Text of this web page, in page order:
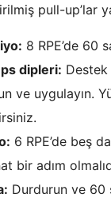
pull-up’lar
8 RPE’de 60
dipleri:
ve uygulayın.
6 RPE’de beş
bir adım
Durdurun ve 60